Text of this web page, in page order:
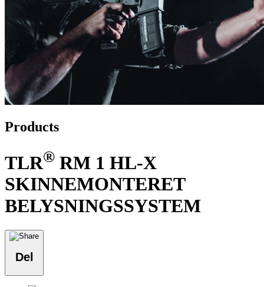
Products
TLR® RM 1 HL-X
SKINNEMONTERET
BELYSNINGSSYSTEM
Del